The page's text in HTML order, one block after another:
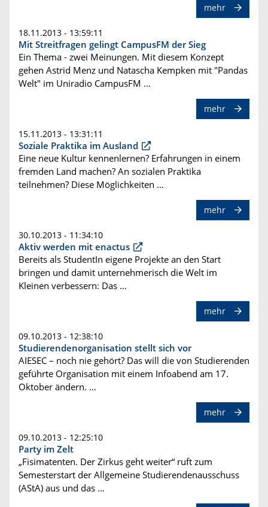
mehr
18.11.2013 - 13:59:11
Mit Streitfragen gelingt CampusFM der Sieg
Ein Thema - zwei Meinungen. Mit diesem Konzept
gehen Astrid Menz und Natascha Kempken mit "Pandas
Welt" im Uniradio CampusFM …
mehr
15.11.2013 - 13:31:11
Soziale Praktika im Ausland
Eine neue Kultur kennenlernen? Erfahrungen in einem
fremden Land machen? An sozialen Praktika
teilnehmen? Diese Möglichkeiten …
mehr
30.10.2013 - 11:34:10
Aktiv werden mit enactus
Bereits als StudentIn eigene Projekte an den Start
bringen und damit unternehmerisch die Welt im
Kleinen verbessern: Das …
mehr
09.10.2013 - 12:38:10
Studierendenorganisation stellt sich vor
AIESEC – noch nie gehört? Das will die von Studierenden
geführte Organisation mit einem Infoabend am 17.
Oktober ändern. …
mehr
09.10.2013 - 12:25:10
Party im Zelt
„Fisimatenten. Der Zirkus geht weiter“ ruft zum
Semesterstart der Allgemeine Studierendenausschuss
(AStA) aus und das …